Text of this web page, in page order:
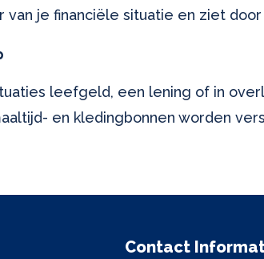
van je financiële situatie en ziet
leefgeld, een lening of in
en kledingbonnen worden
Contact